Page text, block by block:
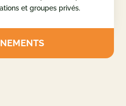
complètes adaptées